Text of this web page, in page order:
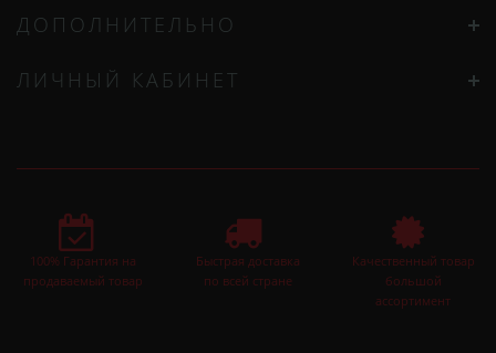
ДОПОЛНИТЕЛЬНО
ЛИЧНЫЙ КАБИНЕТ
100% Гарантия на
продаваемый товар
Быстрая доставка
по всей стране
Качественный товар
большой
ассортимент